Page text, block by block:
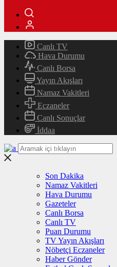
Canlı TV
Hava Durumu
Canlı Borsa
Yayın Akışları
Namaz Vakitleri
Eczaneler
Canlı Sonuçlar
İddaa
Son Dakika
Namaz Vakitleri
Hava Durumu
Gazeteler
Canlı Borsa
Canlı TV
Puan Durumu
TV Yayın Akışları
Nöbetçi Eczaneler
Haber Gönder